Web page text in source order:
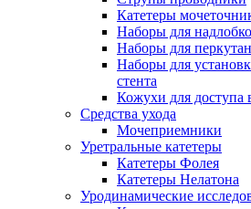
Катетеры
Наборы для
Наборы для
Наборы для
стента
Кожухи для доступа
Средства ухода
Мочеприемники
Уретральные катетеры
Катетеры Фолея
Катетеры Нелатона
Уродинамические